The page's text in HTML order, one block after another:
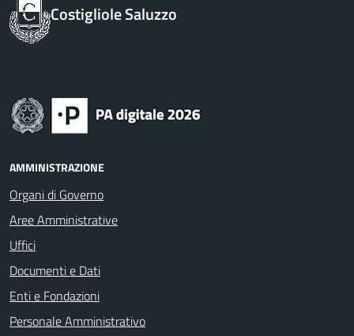
Costigliole Saluzzo
AMMINISTRAZIONE
Organi di Governo
Aree Amministrative
Uffici
Documenti e Dati
Enti e Fondazioni
Personale Amministrativo